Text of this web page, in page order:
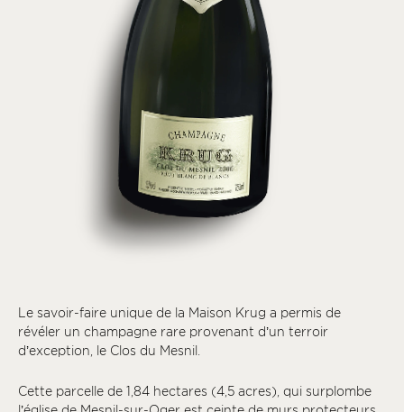
Le savoir-faire unique de la Maison Krug a permis de
révéler un champagne rare provenant d’un terroir
d’exception, le Clos du Mesnil.
Cette parcelle de 1,84 hectares (4,5 acres), qui surplombe